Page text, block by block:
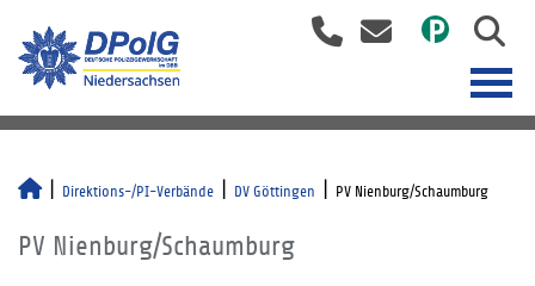
Direktions-/PI-Verbände DV Göttingen PV Nienburg/Schaumburg
PV Nienburg/Schaumburg